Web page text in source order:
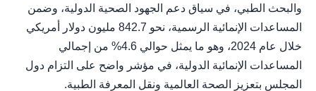
والبحث الطبي، في سياق دعم الجهود الصحية الدولية، وضمن
المساعدات الإنمائية الرسمية، نحو 842.7 مليون دولار أمريكي
خلال عام 2024، وهو ما يمثل حوالي 4.6% من إجمالي
المساعدات الإنمائية الدولية، في مؤشر واضح على التزام دول
المجلس بتعزيز الصحة العالمية ونقل المعرفة الطبية.